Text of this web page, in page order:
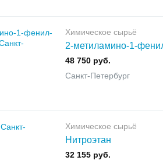
Химическое сырьё
2-метиламино-1-
48 750 руб.
Санкт-Петербург
Химическое сырьё
Нитроэтан
32 155 руб.